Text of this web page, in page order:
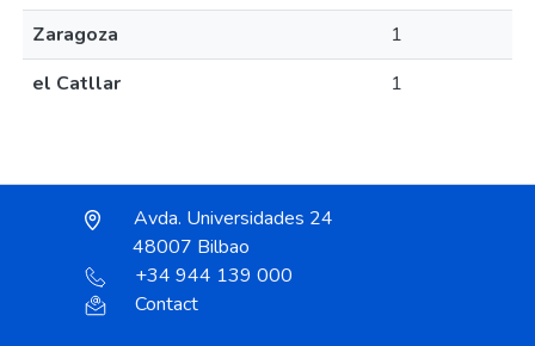
Zaragoza
1
el Catllar
1
Avda. Universidades 24
48007 Bilbao
+34 944 139 000
Contact